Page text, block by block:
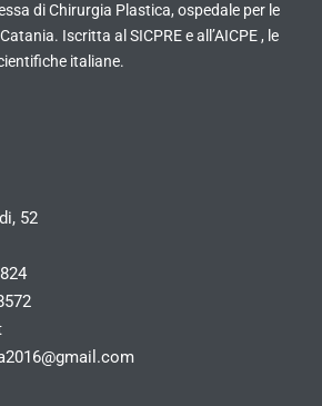
di Chirurgia Plastica, ospedale per le
Iscritta al SICPRE e all’AICPE , le
italiane.
52